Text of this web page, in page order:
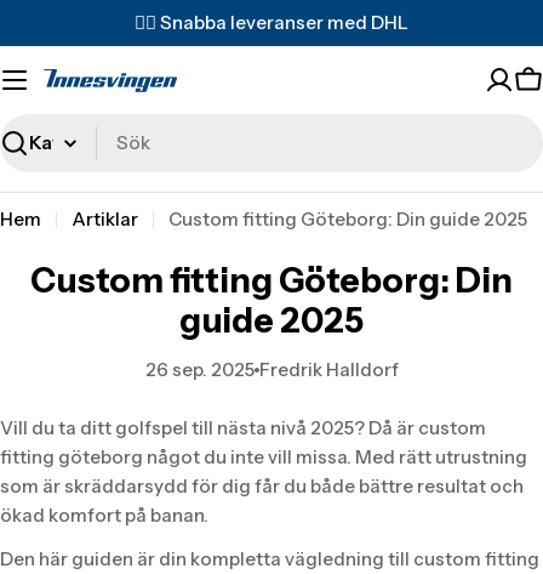
missing:
sv.accessibility.skip_to_text
✌🏼 Snabba leveranser med DHL
Sök
Hem Artiklar Custom fitting Göteborg: Din guide 2025
Custom fitting Göteborg: Din
guide 2025
26 sep. 2025 Fredrik Halldorf
Vill du ta ditt golfspel till nästa nivå 2025? Då är custom
fitting göteborg något du inte vill missa. Med rätt utrustning
som är skräddarsydd för dig får du både bättre resultat och
ökad komfort på banan.
Den här guiden är din kompletta vägledning till custom fitting